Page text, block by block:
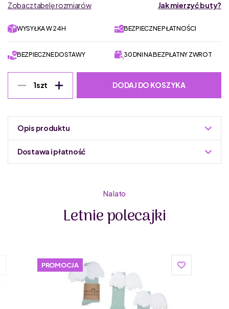
Zobacz tabelę rozmiarów Jak mierzyć buty?
WYSYŁKA W 24H BEZPIECZNE PŁATNOŚCI
BEZPIECZNE DOSTAWY 30 DNI NA BEZPŁATNY ZWROT
1szt DODAJ DO KOSZYKA
Opis produktu
Dostawa i płatność
Na lato
Letnie polecajki
PROMOCJA